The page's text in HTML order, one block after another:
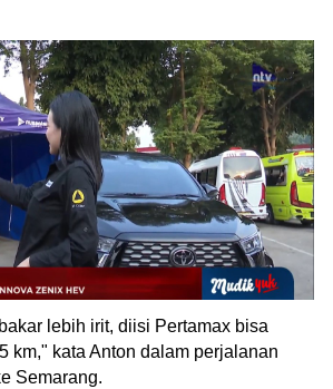
lebih irit, diisi Pertamax bisa
km," kata Anton dalam perjalanan
Semarang.